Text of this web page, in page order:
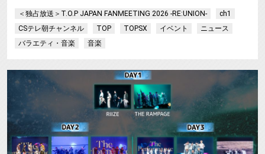
＜独占放送＞T.O.P JAPAN FANMEETING 2026 -RE:UNION-
ch1
CSテレ朝チャンネル
TOP TOPSX イベント
ニュース
バラエティ・音楽
音楽